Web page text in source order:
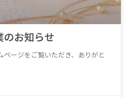
お知らせ
ページをご覧いただき、ありがと